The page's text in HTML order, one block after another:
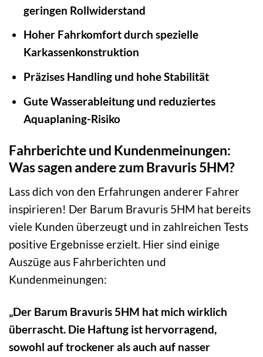
geringen Rollwiderstand
Hoher Fahrkomfort durch spezielle
Karkassenkonstruktion
Präzises Handling und hohe Stabilität
Gute Wasserableitung und reduziertes
Aquaplaning-Risiko
Fahrberichte und Kundenmeinungen:
Was sagen andere zum Bravuris 5HM?
Lass dich von den Erfahrungen anderer Fahrer
inspirieren! Der Barum Bravuris 5HM hat bereits
viele Kunden überzeugt und in zahlreichen Tests
positive Ergebnisse erzielt. Hier sind einige
Auszüge aus Fahrberichten und
Kundenmeinungen:
„Der Barum Bravuris 5HM hat mich wirklich
überrascht. Die Haftung ist hervorragend,
sowohl auf trockener als auch auf nasser